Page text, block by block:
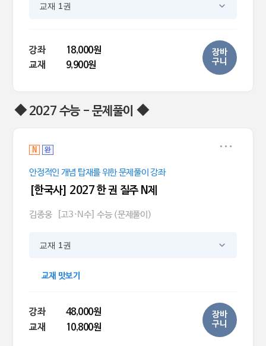
교재 1권
강좌
18,000원
교재
9,900원
장바
구니
◆ 2027 수능 - 문제풀이 ◆
N 완
안정적인 개념 탑재를 위한 문제풀이 강좌
[한국사] 2027 한 권 질주 N제
김종웅 [고3·N수] 수능 (문제풀이)
교재 1권
교재 맛보기
강좌
48,000원
교재
10,800원
장바
구니